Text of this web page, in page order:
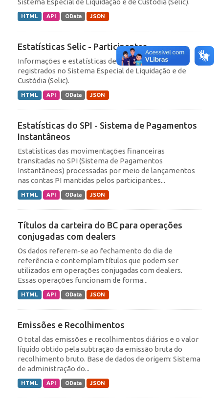
HTML API OData JSON
Estatísticas Selic - Participantes
Informações e estatísticas de participantes
registrados no Sistema Especial de Liquidação e de
Custódia (Selic).
HTML API OData JSON
Estatísticas do SPI - Sistema de Pagamentos
Instantâneos
Estatísticas das movimentações financeiras
transitadas no SPI (Sistema de Pagamentos
Instantâneos) processadas por meio de lançamentos
nas contas PI mantidas pelos participantes...
HTML API OData JSON
Títulos da carteira do BC para operações
conjugadas com dealers
Os dados referem-se ao fechamento do dia de
referência e contemplam títulos que podem ser
utilizados em operações conjugadas com dealers.
Essas operações funcionam de forma...
HTML API OData JSON
Emissões e Recolhimentos
O total das emissões e recolhimentos diários e o valor
líquido obtido pela subtração da emissão bruta do
recolhimento bruto. Base de dados de origem: Sistema
de administração do...
HTML API OData JSON